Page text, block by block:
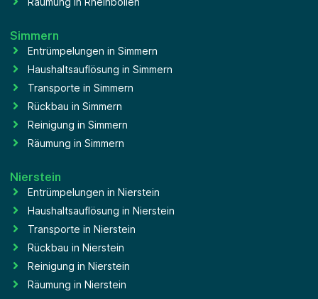
Simmern
Entrümpelungen in Simmern
Haushaltsauflösung in Simmern
Transporte in Simmern
Rückbau in Simmern
Reinigung in Simmern
Räumung in Simmern
Nierstein
Entrümpelungen in Nierstein
Haushaltsauflösung in Nierstein
Transporte in Nierstein
Rückbau in Nierstein
Reinigung in Nierstein
Räumung in Nierstein